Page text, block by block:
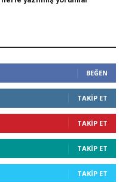
BEĞEN
TAKIP ET
TAKIP ET
TAKIP ET
TAKIP ET